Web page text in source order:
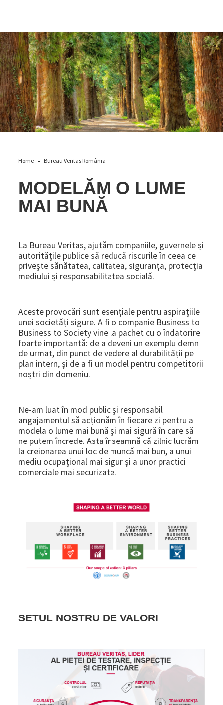
Shaping a world of trust
Home Bureau Veritas România
MODELĂM O LUME
MAI BUNĂ
La Bureau Veritas, ajutăm companiile, guvernele și
autoritățile publice să reducă riscurile în ceea ce
privește sănătatea, calitatea, siguranța, protecția
mediului și responsabilitatea socială.
Aceste provocări sunt esențiale pentru aspirațiile
unei societăți sigure. A fi o companie Business to
Business to Society vine la pachet cu o îndatorire
foarte importantă: de a deveni un exemplu demn
de urmat, din punct de vedere al durabilității pe
plan intern, și de a fi un model pentru competitorii
noștri din domeniu.
Ne-am luat în mod public și responsabil
angajamentul să acționăm în fiecare zi pentru a
modela o lume mai bună și mai sigură în care să
ne putem încrede. Asta înseamnă că zilnic lucrăm
la creionarea unui loc de muncă mai bun, a unui
mediu ocupațional mai sigur și a unor practici
comerciale mai securizate.
SETUL NOSTRU DE VALORI